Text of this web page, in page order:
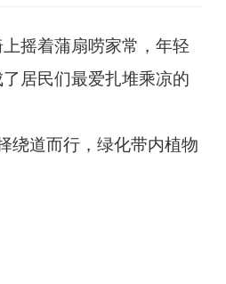
摇着蒲扇唠家常，年轻
居民们最爱扎堆乘凉的
绕道而行，绿化带内植物